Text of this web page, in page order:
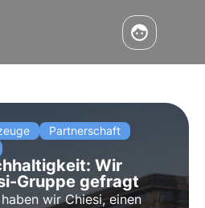
Partnerschaft
Wir
Gruppe gefragt
wir Chiesi, einen